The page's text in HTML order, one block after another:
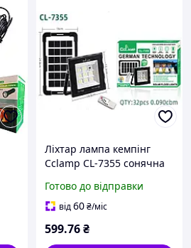
Ліхтар лампа кемпінг
Cclamp CL-7355 сонячна
Готово до відправки
від60₴/міс
599.76₴